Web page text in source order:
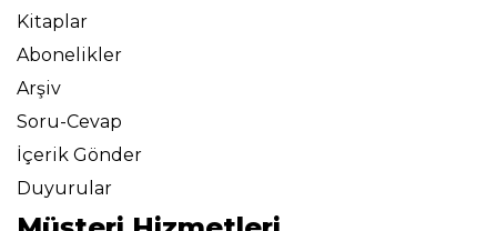
Kitaplar
Abonelikler
Arşiv
Soru-Cevap
İçerik Gönder
Duyurular